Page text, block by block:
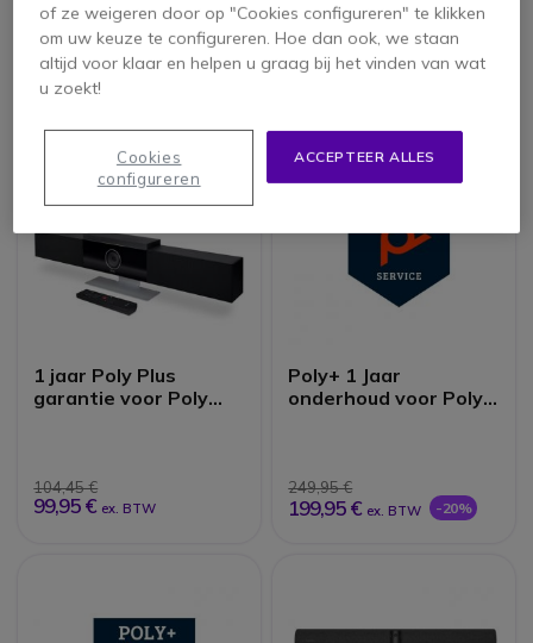
2.429,95 € -11% 3.483,95 € -20%
1 jaar Poly Plus
garantie voor Poly
104,45 €
99,95 € ex. BTW
Poly+ 1 Jaar
onderhoud voor Poly
249,95 €
199,95 € ex. BTW -20%
of ze weigeren door op "Cookies configureren" te klikken
om uw keuze te configureren. Hoe dan ook, we staan
altijd voor klaar en helpen u graag bij het vinden van wat
u zoekt!
ACCEPTEER ALLES
Cookies
configureren